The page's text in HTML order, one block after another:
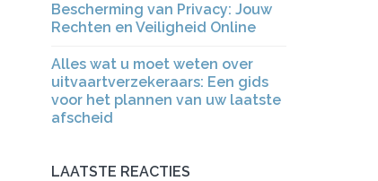
Bescherming van Privacy: Jouw
Rechten en Veiligheid Online
Alles wat u moet weten over
uitvaartverzekeraars: Een gids
voor het plannen van uw laatste
afscheid
LAATSTE REACTIES